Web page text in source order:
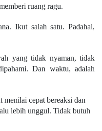
ruang ragu.
Ikut salah satu. Padahal,
yang tidak nyaman, tidak
Dan waktu, adalah
menilai cepat bereaksi dan
lebih unggul. Tidak butuh